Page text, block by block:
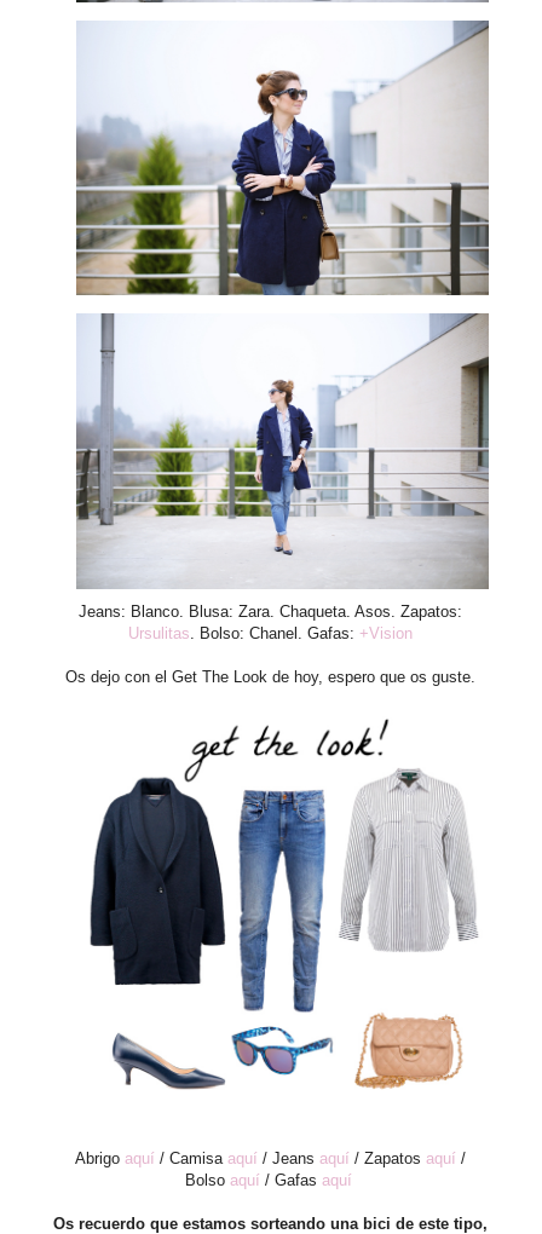
Jeans: Blanco. Blusa: Zara. Chaqueta. Asos. Zapatos:
Ursulitas . Bolso: Chanel. Gafas:+Vision
Os dejo con el Get The Look de hoy, espero que os guste.
Abrigoaquí/ Camisaaquí/ Jeansaquí/ Zapatosaquí/
Bolso aquí / Gafas aquí
Os recuerdo que estamos sorteando una bici de este tipo,